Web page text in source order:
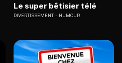
Le super bêtisier télé
DIVERTISSEMENT HUMOUR